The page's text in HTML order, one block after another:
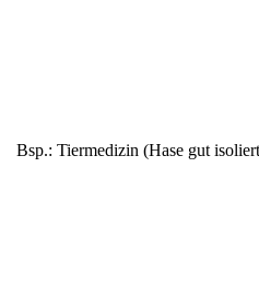
Bsp.: Tiermedizin (Hase gut